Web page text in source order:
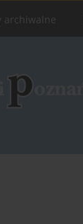
archiwalne